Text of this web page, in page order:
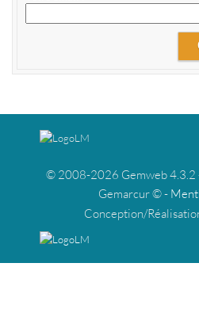
© 2008-2026 Gemweb 4.3.2
Gemarcur © -
Conception/